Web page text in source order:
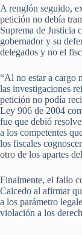
A renglón seguido,
petición no debía
Suprema de Justicia
gobernador y su
delegados y no el
“Al no estar a cargo
las investigaciones
petición no podía
Ley 906 de 2004
fue que debió
a los competentes
los fiscales
otro de los apartes
Finalmente, el fallo
Caicedo al afirmar
a los parámetro
violación a los